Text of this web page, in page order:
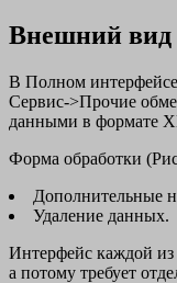
Внешний вид
В Полном
Сервис->Прочие
данными в формате
Форма обработки
Дополнительные
Удаление данных.
Интерфейс каждой из
а потому требует